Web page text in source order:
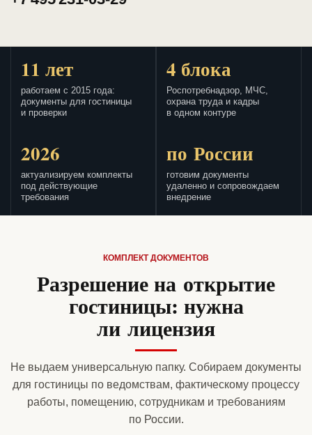
11 лет
работаем с 2015 года:
документы для гостиницы
и проверки
4 блока
Роспотребнадзор, МЧС,
охрана труда и кадры
в одном контуре
2026
актуализируем комплекты
под действующие
требования
по России
готовим документы
удаленно и сопровождаем
внедрение
КОМПЛЕКТ ДОКУМЕНТОВ
Разрешение на открытие
гостиницы: нужна
ли лицензия
Не выдаем универсальную папку. Собираем документы
для гостиницы по ведомствам, фактическому процессу
работы, помещению, сотрудникам и требованиям
по России.